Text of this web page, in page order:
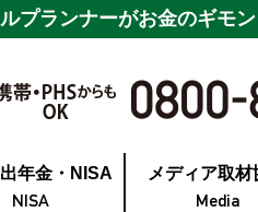
プランナーがお金のギモ
年金・NISA
NISA
メディア取材
Media